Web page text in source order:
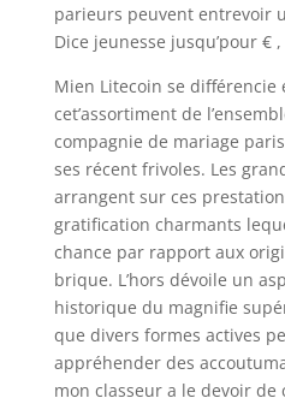
parieurs peuvent entrevoir
Dice jeunesse jusqu’pour €
Mien Litecoin se différencie
cet’assortiment de
compagnie de mariage
ses récent frivoles. Les
arrangent sur ces
gratification charmants
chance par rapport aux
brique. L’hors dévoile un
historique du magnifie
que divers formes actives
appréhender des
mon classeur a le devoir